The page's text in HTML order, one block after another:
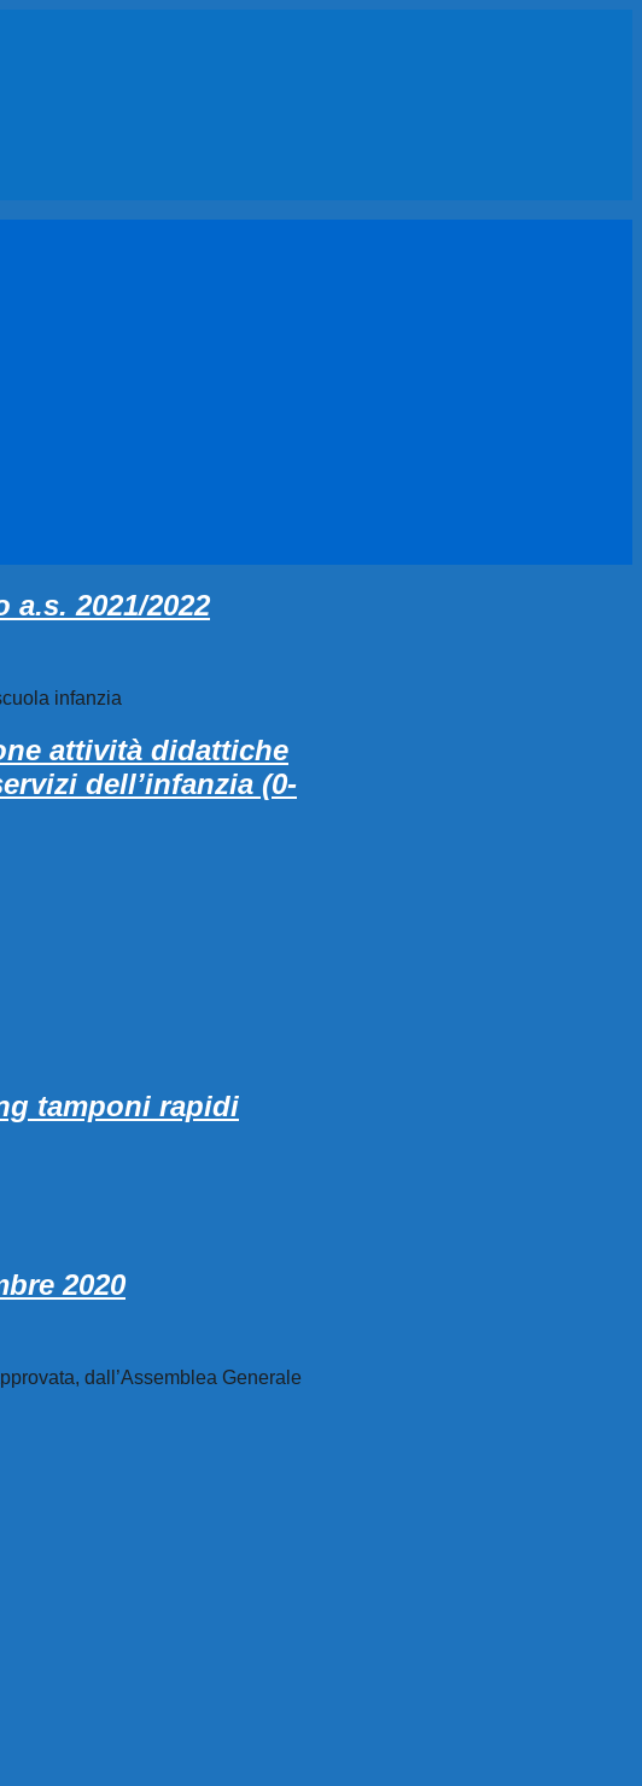
2021/2022
infanzia
attività didattiche
dell’infanzia (0-
tamponi rapidi
2020
dall’Assemblea Generale